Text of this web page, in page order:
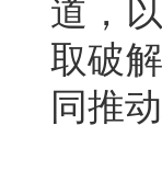
道，
取破
同推